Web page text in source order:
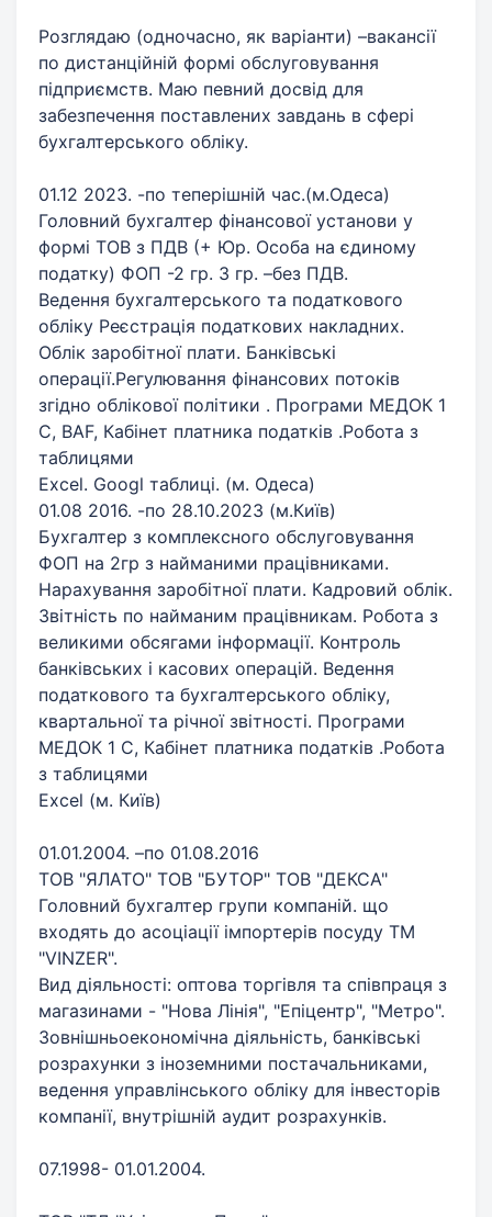
Розглядаю (одночасно, як варіанти) –вакансії
по дистанційній формі обслуговування
підприємств. Маю певний досвід для
забезпечення поставлених завдань в сфері
бухгалтерського обліку.
01.12 2023. -по теперішній час.(м.Одеса)
Головний бухгалтер фінансової установи у
формі ТОВ з ПДВ (+ Юр. Особа на єдиному
податку) ФОП -2 гр. 3 гр. –без ПДВ.
Ведення бухгалтерського та податкового
обліку Реєстрація податкових накладних.
Облік заробітної плати. Банківські
операції.Регулювання фінансових потоків
згідно облікової політики . Програми МЕДОК 1
С, BAF, Кабінет платника податків .Робота з
таблицями
Excel. Googl таблиці. (м. Одеса)
01.08 2016. -по 28.10.2023 (м.Київ)
Бухгалтер з комплексного обслуговування
ФОП на 2гр з найманими працівниками.
Нарахування заробітної плати. Кадровий облік.
Звітність по найманим працівникам. Робота з
великими обсягами інформації. Контроль
банківських і касових операцій. Ведення
податкового та бухгалтерського обліку,
квартальної та річної звітності. Програми
МЕДОК 1 С, Кабінет платника податків .Робота
з таблицями
Excel (м. Київ)
01.01.2004. –по 01.08.2016
ТОВ "ЯЛАТО" ТОВ "БУТОР" ТОВ "ДЕКСА"
Головний бухгалтер групи компаній. що
входять до асоціації імпортерів посуду ТМ
"VINZER".
Вид діяльності: оптова торгівля та співпраця з
магазинами - "Нова Лінія", "Епіцентр", "Метро".
Зовнішньоекономічна діяльність, банківські
розрахунки з іноземними постачальниками,
ведення управлінського обліку для інвесторів
компанії, внутрішній аудит розрахунків.
07.1998- 01.01.2004.